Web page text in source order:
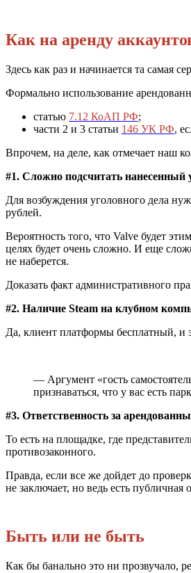
Как на аренду
Здесь как раз и начинается та самая
Формально использование
статью 7.12 КоАП РФ;
части 2 и 3 статьи 146 УК РФ,
Впрочем, на деле, как отмечает наш
#1. Сложно подсчитать нанесенный
Для возбуждения уголовного дела
рублей.
Вероятность того, что Valve будет
целях будет очень сложно. И еще
не наберется.
Доказать факт административного
#2. Наличие Steam на клубном
Да, клиент платформы бесплатный, и
— Аргумент «гость
признаваться, что у вас есть
#3. Ответственность за
То есть на площадке, где
противозаконного.
Правда, если все же дойдет до
не заключает, но ведь есть
Быть или не быть
Как бы банально это ни прозвучало,